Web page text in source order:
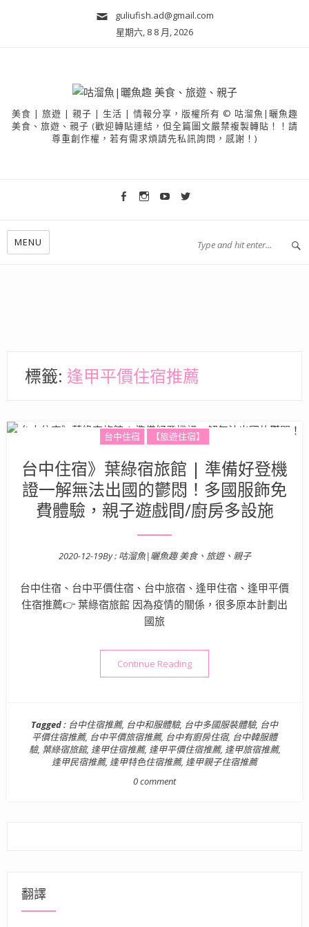
guliufish.ad@gmail.com
星期六, 8 8 月, 2026
美食 | 旅遊 | 親子 | 生活 | 情報分享，版權所有 © 咕溜魚|曬魚趣
美食、旅遊、親子 (歡迎轉貼連結，但全篇圖文嚴禁複製轉貼！！請
尊重創作權，若有需求煩請先私訊詢問，感謝！)
MENU
標籤: 逢甲平價住宿推薦
台中住宿 【旅遊住宿】
台中住宿》葉綠宿旅館 | 準備好登機
證一解無法出國的鬱悶！多國服飾免
費體驗，親子遊戲間/廚房多設施
Posted on
2020-12-19By : 咕溜魚|曬魚趣 美食、旅遊、親子
台中住宿、台中平價住宿、台中旅宿、逢甲住宿、逢甲平價
住宿推薦👉 葉綠宿旅館 因為疫情的關係，很多原本計劃出
國旅
Continue Reading“台中住宿》葉綠宿旅館 | 準
Tagged : 台中住宿推薦, 台中和服體驗, 台中多國服裝體驗, 台中
平價住宿推薦, 台中平價旅宿推薦, 台中有廚房住宿, 台中韓服體
驗, 葉綠宿旅館, 逢甲住宿推薦, 逢甲平價住宿推薦, 逢甲旅宿推薦,
逢甲民宿推薦, 逢甲特色住宿推薦, 逢甲親子住宿推薦
0 comment
翻譯